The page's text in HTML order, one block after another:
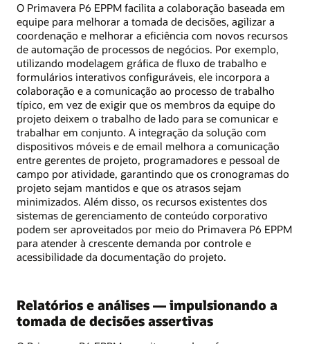
O Primavera P6 EPPM facilita a colaboração baseada em
equipe para melhorar a tomada de decisões, agilizar a
coordenação e melhorar a eficiência com novos recursos
de automação de processos de negócios. Por exemplo,
utilizando modelagem gráfica de fluxo de trabalho e
formulários interativos configuráveis, ele incorpora a
colaboração e a comunicação ao processo de trabalho
típico, em vez de exigir que os membros da equipe do
projeto deixem o trabalho de lado para se comunicar e
trabalhar em conjunto. A integração da solução com
dispositivos móveis e de email melhora a comunicação
entre gerentes de projeto, programadores e pessoal de
campo por atividade, garantindo que os cronogramas do
projeto sejam mantidos e que os atrasos sejam
minimizados. Além disso, os recursos existentes dos
sistemas de gerenciamento de conteúdo corporativo
podem ser aproveitados por meio do Primavera P6 EPPM
para atender à crescente demanda por controle e
acessibilidade da documentação do projeto.
Relatórios e análises — impulsionando a
tomada de decisões assertivas